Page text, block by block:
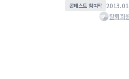
콘테스트 참여작
탈퇴회